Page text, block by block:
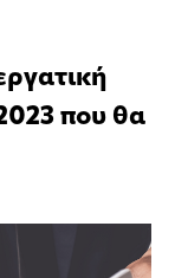
που θα